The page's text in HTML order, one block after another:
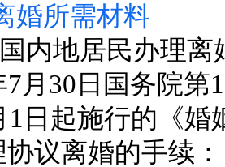
婚所需材料
地居民办理离
月30日国务院第
1日起施行的《
协议离婚的手续